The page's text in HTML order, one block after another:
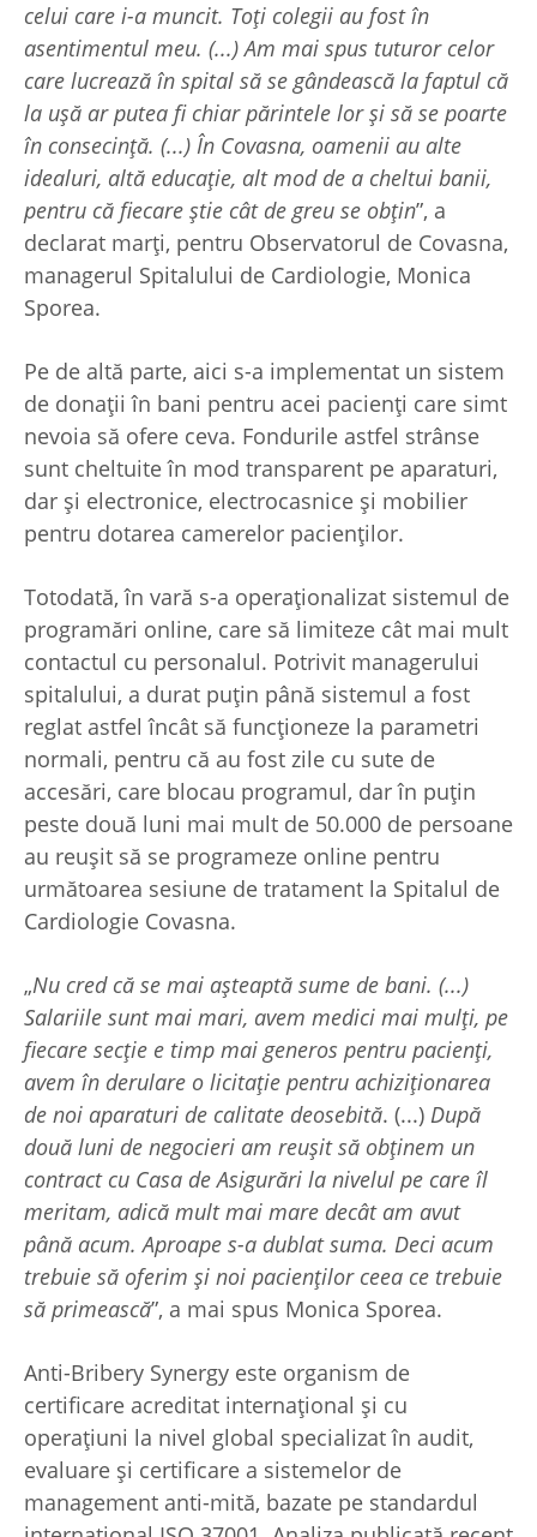
celui care i-a muncit. Toți colegii au fost în
asentimentul meu. (...) Am mai spus tuturor celor
care lucrează în spital să se gândească la faptul că
la ușă ar putea fi chiar părintele lor și să se poarte
în consecință. (...) În Covasna, oamenii au alte
idealuri, altă educație, alt mod de a cheltui banii,
pentru că fiecare știe cât de greu se obțin”, a
declarat marți, pentru Observatorul de Covasna,
managerul Spitalului de Cardiologie, Monica
Sporea.
Pe de altă parte, aici s-a implementat un sistem
de donații în bani pentru acei pacienți care simt
nevoia să ofere ceva. Fondurile astfel strânse
sunt cheltuite în mod transparent pe aparaturi,
dar și electronice, electrocasnice și mobilier
pentru dotarea camerelor pacienților.
Totodată, în vară s-a operaționalizat sistemul de
programări online, care să limiteze cât mai mult
contactul cu personalul. Potrivit managerului
spitalului, a durat puțin până sistemul a fost
reglat astfel încât să funcționeze la parametri
normali, pentru că au fost zile cu sute de
accesări, care blocau programul, dar în puțin
peste două luni mai mult de 50.000 de persoane
au reușit să se programeze online pentru
următoarea sesiune de tratament la Spitalul de
Cardiologie Covasna.
„Nu cred că se mai așteaptă sume de bani. (...)
Salariile sunt mai mari, avem medici mai mulți, pe
fiecare secție e timp mai generos pentru pacienți,
avem în derulare o licitație pentru achiziționarea
de noi aparaturi de calitate deosebită. (...) După
două luni de negocieri am reușit să obținem un
contract cu Casa de Asigurări la nivelul pe care îl
meritam, adică mult mai mare decât am avut
până acum. Aproape s-a dublat suma. Deci acum
trebuie să oferim și noi pacienților ceea ce trebuie
să primească”, a mai spus Monica Sporea.
Anti-Bribery Synergy este organism de
certificare acreditat internaţional şi cu
operaţiuni la nivel global specializat în audit,
evaluare şi certificare a sistemelor de
management anti-mită, bazate pe standardul